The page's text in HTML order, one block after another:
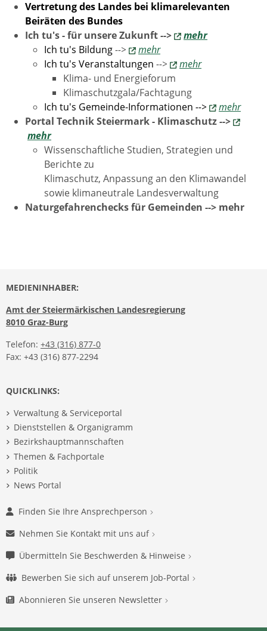
Vertretung des Landes bei klimarelevanten
Beiräten des Bundes
Ich tu's - für unsere Zukunft-->
mehr
Ich tu's Bildung-->
mehr
Ich tu's Veranstaltungen -->
mehr
Klima- und Energieforum
Klimaschutzgala/Fachtagung
Ich tu's Gemeinde-Informationen -->
mehr
Portal Technik Steiermark - Klimaschutz-->
mehr
Wissenschaftliche Studien, Strategien und
Berichte zu
Klimaschutz, Anpassung an den Klimawandel
sowie klimaneutrale Landesverwaltung
Naturgefahrenchecks für Gemeinden --> mehr
MEDIENINHABER:
Amt der Steiermärkischen Landesregierung
8010 Graz-Burg
Telefon: +43 (316) 877-0
Fax: +43 (316) 877-2294
QUICKLINKS:
Verwaltung & Serviceportal
Dienststellen & Organigramm
Bezirkshauptmannschaften
Themen & Fachportale
Politik
News Portal
Finden Sie Ihre Ansprechperson
Nehmen Sie Kontakt mit uns auf
Übermitteln Sie Beschwerden & Hinweise
Bewerben Sie sich auf unserem Job-Portal
Abonnieren Sie unseren Newsletter